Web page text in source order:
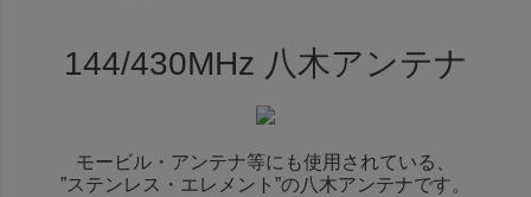
144/430MHz 八木アンテナ
モービル・アンテナ等にも使用されている、
”ステンレス・エレメント”の八木アンテナです。